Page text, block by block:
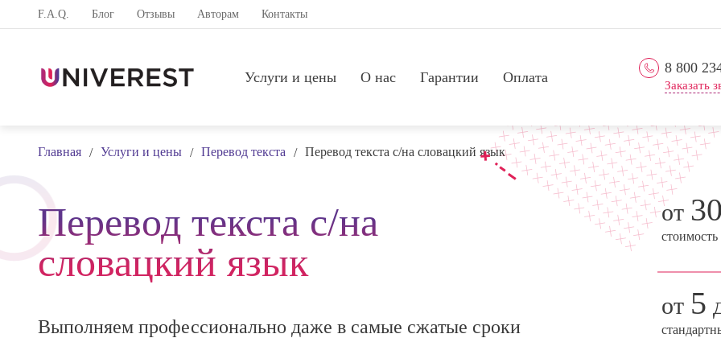
F.A.Q. Блог Отзывы Авторам Контакты
Услуги и цены О нас Гарантии Оплата
8 800
Заказать
Главная / Услуги и цены / Перевод текста / Перевод текста с/на словацкий язык
Перевод текста с/на
словацкий язык
Выполняем профессионально даже в самые сжатые сроки
от
стоимость
от 5